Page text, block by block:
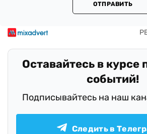
ОТПРАВИТЬ
Оставайтесь в курсе
событий!
Подписывайтесь на наш
Следить в